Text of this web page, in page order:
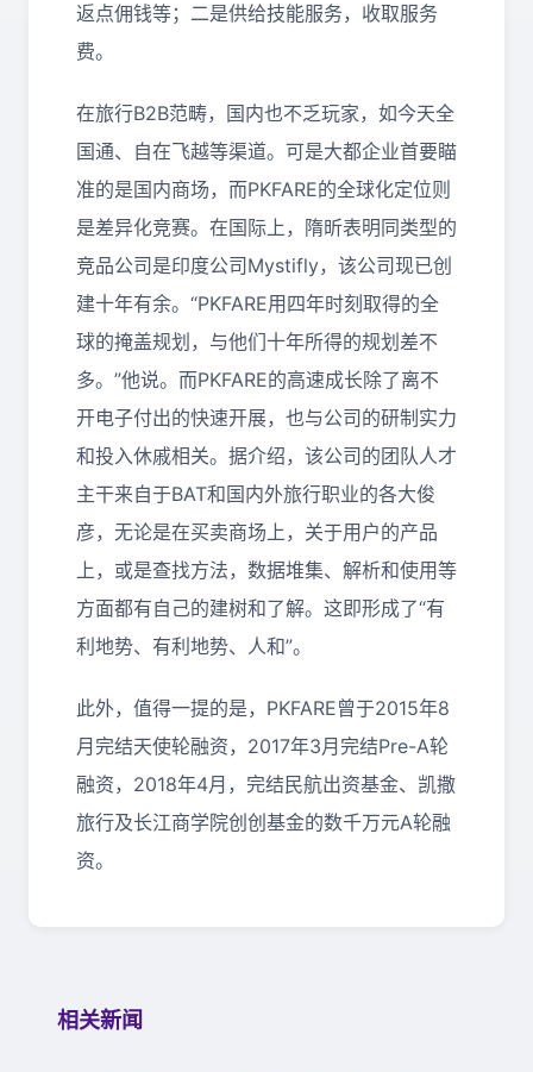
返点佣钱等；二是供给技能服务，收取服务
费。
在旅行B2B范畴，国内也不乏玩家，如今天全
国通、自在飞越等渠道。可是大都企业首要瞄
准的是国内商场，而PKFARE的全球化定位则
是差异化竞赛。在国际上，隋昕表明同类型的
竞品公司是印度公司Mystifly，该公司现已创
建十年有余。“PKFARE用四年时刻取得的全
球的掩盖规划，与他们十年所得的规划差不
多。”他说。而PKFARE的高速成长除了离不
开电子付出的快速开展，也与公司的研制实力
和投入休戚相关。据介绍，该公司的团队人才
主干来自于BAT和国内外旅行职业的各大俊
彦，无论是在买卖商场上，关于用户的产品
上，或是查找方法，数据堆集、解析和使用等
方面都有自己的建树和了解。这即形成了“有
利地势、有利地势、人和”。
此外，值得一提的是，PKFARE曾于2015年8
月完结天使轮融资，2017年3月完结Pre-A轮
融资，2018年4月，完结民航出资基金、凯撒
旅行及长江商学院创创基金的数千万元A轮融
资。
相关新闻